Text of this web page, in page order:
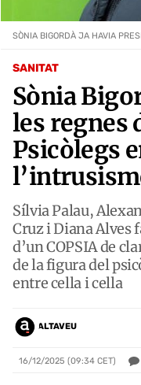
SANITAT
Sònia
les regnes
Psicòlegs
Sílvia Palau,
Cruz i Diana Alves
d’un COPSIA de
de la figura del
entre cella i cella
ALTAVEU
16/12/2025 (09:34 CET)
SÒNIA BIGORDÀ JA HAVIA